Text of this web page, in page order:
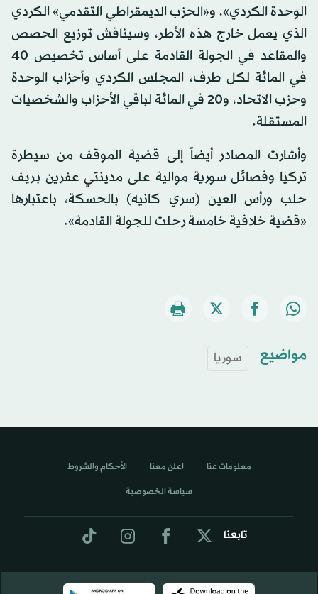
الوحدة الكردي»، و«الحزب الديمقراطي التقدمي» الكردي
الذي يعمل خارج هذه الأطر، وسيناقش توزيع الحصص
والمقاعد في الجولة القادمة على أساس تخصيص 40
في المائة لكل طرف، المجلس الكردي وأحزاب الوحدة
وحزب الاتحاد، و20 في المائة لباقي الأحزاب والشخصيات
المستقلة.
وأشارت المصادر أيضاً إلى قضية الموقف من سيطرة
تركيا وفصائل سورية موالية على مدينتي عفرين بريف
حلب ورأس العين (سري كانيه) بالحسكة، باعتبارها
«قضية خلافية خامسة رحلت للجولة القادمة».
مواضيع سوريا
تابعنا
معلومات عنا اعلن معنا الأحكام والشروط
سياسة الخصوصية